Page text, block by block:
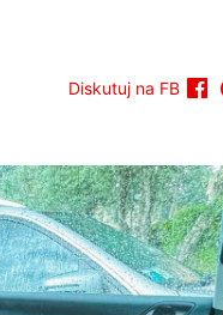
Diskutuj na FB